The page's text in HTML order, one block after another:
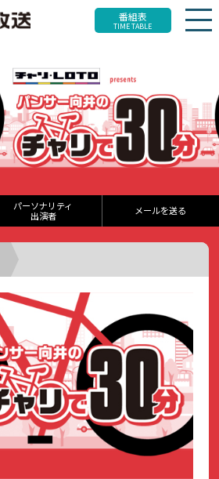
番組表
TIME TABLE
パーソナリティ
出演者
メールを送る